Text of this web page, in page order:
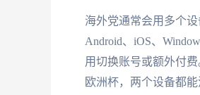
海外党通常会用多个
Android、iOS、
用切换账号或额外付
欧洲杯，两个设备都能